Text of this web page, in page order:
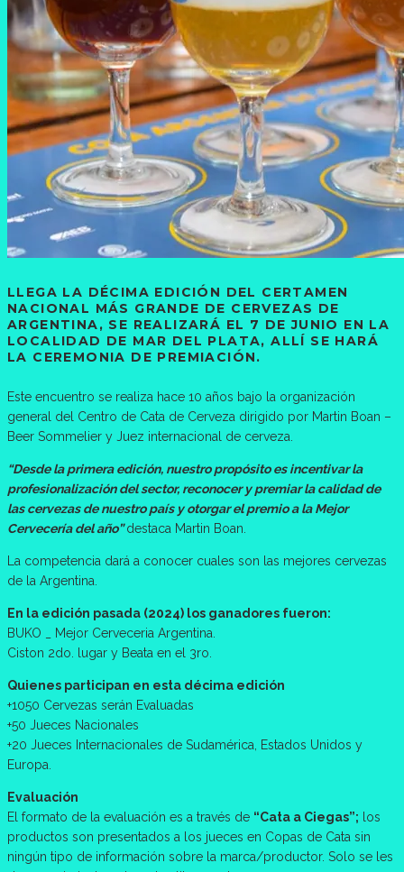
LLEGA LA DÉCIMA EDICIÓN DEL CERTAMEN
NACIONAL MÁS GRANDE DE CERVEZAS DE
ARGENTINA, SE REALIZARÁ EL 7 DE JUNIO EN LA
LOCALIDAD DE MAR DEL PLATA, ALLÍ SE HARÁ
LA CEREMONIA DE PREMIACIÓN.
Este encuentro se realiza hace 10 años bajo la organización
general del Centro de Cata de Cerveza dirigido por Martin Boan –
Beer Sommelier y Juez internacional de cerveza.
“Desde la primera edición, nuestro propósito es incentivar la
profesionalización del sector, reconocer y premiar la calidad de
las cervezas de nuestro país y otorgar el premio a la Mejor
Cervecería del año”destaca Martin Boan.
La competencia dará a conocer cuales son las mejores cervezas
de la Argentina.
En la edición pasada (2024) los ganadores fueron:
BUKO _ Mejor Cerveceria Argentina.
Ciston 2do. lugar y Beata en el 3ro.
Quienes participan en esta décima edición
+1050 Cervezas serán Evaluadas
+50 Jueces Nacionales
+20 Jueces Internacionales de Sudamérica, Estados Unidos y
Europa.
Evaluación
El formato de la evaluación es a través de “Cata a Ciegas”; los
productos son presentados a los jueces en Copas de Cata sin
ningún tipo de información sobre la marca/productor. Solo se les